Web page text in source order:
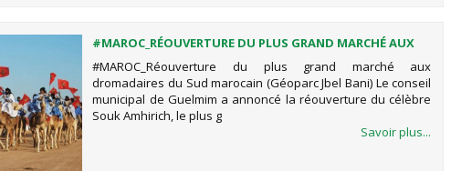
#MAROC_RÉOUVERTURE DU PLUS GRAND MARCHÉ AUX
DROMADAIRES DU SUD MAROCAIN (GÉOPARC JBEL BANI)
#MAROC_Réouverture du plus grand marché aux
dromadaires du Sud marocain (Géoparc Jbel Bani) Le conseil
municipal de Guelmim a annoncé la réouverture du célèbre
Souk Amhirich, le plus g
Savoir plus...